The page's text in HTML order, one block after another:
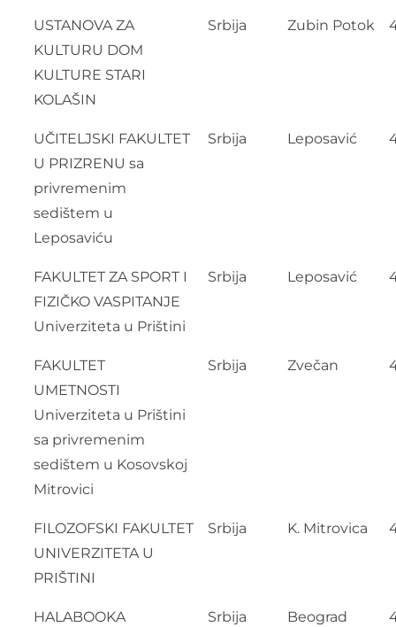
USTANOVA ZA
KULTURU DOM
KULTURE STARI
KOLAŠIN
Srbija Zubin Potok
UČITELJSKI FAKULTET
U PRIZRENU sa
privremenim
sedištem u
Leposaviću
Srbija Leposavić
FAKULTET ZA SPORT I
FIZIČKO VASPITANJE
Univerziteta u Prištini
Srbija Leposavić
FAKULTET
UMETNOSTI
Univerziteta u Prištini
sa privremenim
sedištem u Kosovskoj
Mitrovici
Srbija Zvečan
FILOZOFSKI FAKULTET
UNIVERZITETA U
PRIŠTINI
Srbija K. Mitrovica
HALABOOKA Srbija Beograd